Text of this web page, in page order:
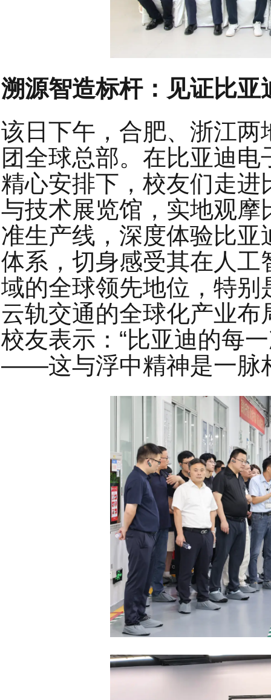
溯源智造标杆：见证比亚
该日下午，合肥、浙江
团全球总部。在比亚迪
精心安排下，校友们走
与技术展览馆，实地观
准生产线，深度体验比亚
体系，切身感受其在人
域的全球领先地位，特
云轨交通的全球化产业
校友表示：“比亚迪的每
——这与浮中精神是一脉